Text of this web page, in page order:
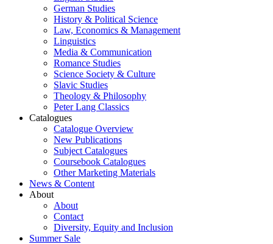
German Studies
History & Political Science
Law, Economics & Management
Linguistics
Media & Communication
Romance Studies
Science Society & Culture
Slavic Studies
Theology & Philosophy
Peter Lang Classics
Catalogues
Catalogue Overview
New Publications
Subject Catalogues
Coursebook Catalogues
Other Marketing Materials
News & Content
About
About
Contact
Diversity, Equity and Inclusion
Summer Sale